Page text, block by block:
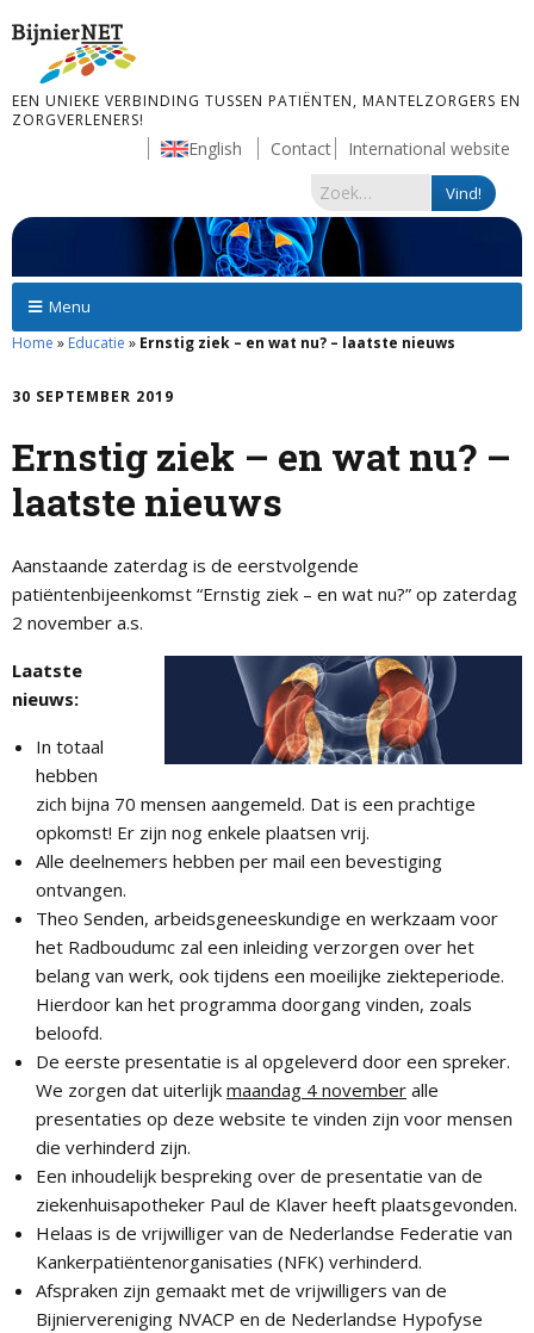
EEN UNIEKE VERBINDING TUSSEN PATIËNTEN, MANTELZORGERS EN
ZORGVERLENERS!
English Contact International website
Menu
Home » Educatie » Ernstig ziek – en wat nu? – laatste nieuws
30 SEPTEMBER 2019
Ernstig ziek – en wat nu? –
laatste nieuws
Aanstaande zaterdag is de eerstvolgende
patiëntenbijeenkomst “Ernstig ziek – en wat nu?” op zaterdag
2 november a.s.
Laatste
nieuws:
In totaal
hebben
zich bijna 70 mensen aangemeld. Dat is een prachtige
opkomst! Er zijn nog enkele plaatsen vrij.
Alle deelnemers hebben per mail een bevestiging
ontvangen.
Theo Senden, arbeidsgeneeskundige en werkzaam voor
het Radboudumc zal een inleiding verzorgen over het
belang van werk, ook tijdens een moeilijke ziekteperiode.
Hierdoor kan het programma doorgang vinden, zoals
beloofd.
De eerste presentatie is al opgeleverd door een spreker.
We zorgen dat uiterlijk maandag 4 november alle
presentaties op deze website te vinden zijn voor mensen
die verhinderd zijn.
Een inhoudelijk bespreking over de presentatie van de
ziekenhuisapotheker Paul de Klaver heeft plaatsgevonden.
Helaas is de vrijwilliger van de Nederlandse Federatie van
Kankerpatiëntenorganisaties (NFK) verhinderd.
Afspraken zijn gemaakt met de vrijwilligers van de
Bijniervereniging NVACP en de Nederlandse Hypofyse